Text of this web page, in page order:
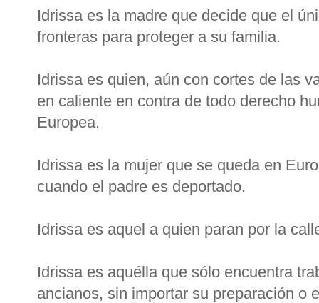
Idrissa es la madre que decide que el
fronteras para proteger a su familia.
Idrissa es quien, aún con cortes de las
en caliente en contra de todo derecho
Europea.
Idrissa es la mujer que se queda en
cuando el padre es deportado.
Idrissa es aquel a quien paran por la
Idrissa es aquélla que sólo encuentra
ancianos, sin importar su preparación o